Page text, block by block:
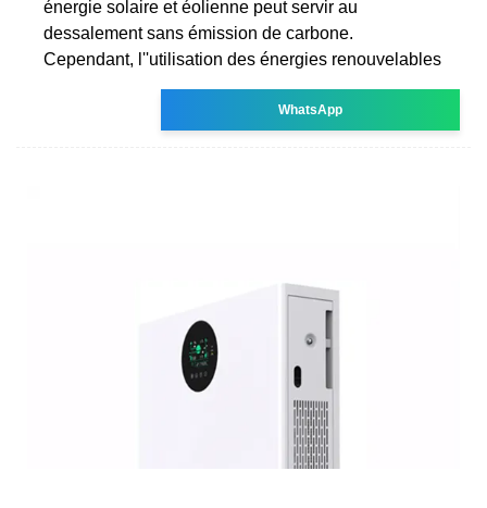
énergie solaire et éolienne peut servir au
dessalement sans émission de carbone.
Cependant, l''utilisation des énergies renouvelables
WhatsApp